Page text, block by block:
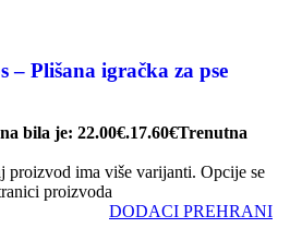
– Plišana igračka za pse
bila je: 22.00€.17.60€Trenutna
proizvod ima više varijanti. Opcije se
proizvoda
DODACI PREHRANI